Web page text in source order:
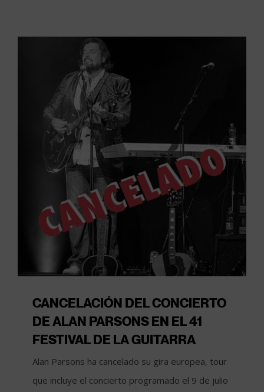
CANCELACIÓN DEL CONCIERTO
DE ALAN PARSONS EN EL 41
FESTIVAL DE LA GUITARRA
Alan Parsons ha cancelado su gira europea, tour
que incluye el concierto programado el 9 de julio